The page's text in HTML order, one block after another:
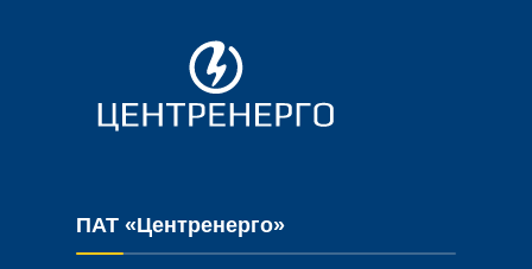
ПАТ «Центренерго»